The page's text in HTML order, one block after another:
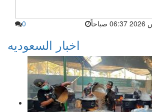
0
اخبار السعوديه